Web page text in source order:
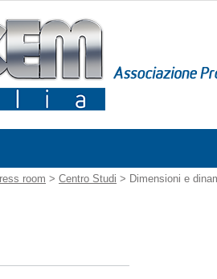
room > Centro Studi > Dimensioni e